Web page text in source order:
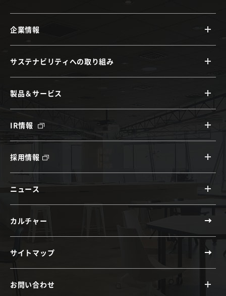
企業情報
サステナビリティへの取り組み
製品＆サービス
IR情報
採用情報
ニュース
カルチャー
サイトマップ
お問い合わせ